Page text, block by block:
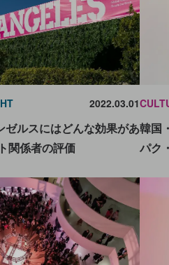
2022.03.01
ゼルスにはどんな効果があ
関係者の評価
韓国
パク